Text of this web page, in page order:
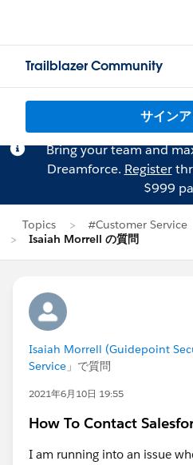
Trailblazer Community
サイン
Bring your team and
Dreamforce. Register
$999
Topics
#Customer Service
Isaiah Morrell の質問
Isaiah Morrell (Guidepoint
Service 」で質問
2021年6月10日 19:55
How To Contact
I am running into an issue